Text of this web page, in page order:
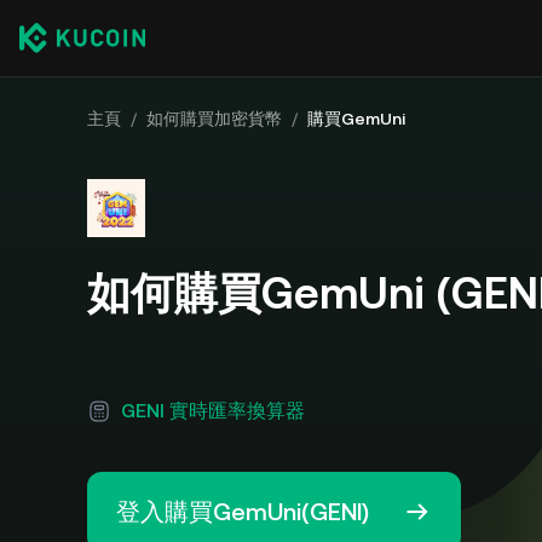
主頁 / 如何購買加密貨幣 / 購買GemUni
如何購買GemUni
GENI 實時匯率換算器
登入購買GemUni(GENI)